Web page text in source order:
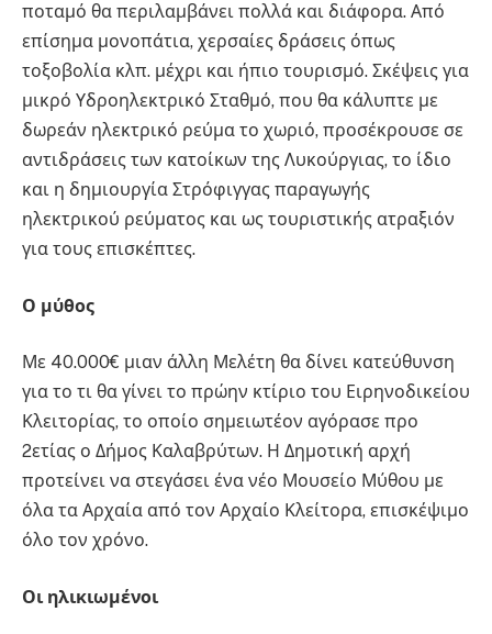
ποταμό θα περιλαμβάνει πολλά και διάφορα. Από
επίσημα μονοπάτια, χερσαίες δράσεις όπως
τοξοβολία κλπ. μέχρι και ήπιο τουρισμό. Σκέψεις για
μικρό Υδροηλεκτρικό Σταθμό, που θα κάλυπτε με
δωρεάν ηλεκτρικό ρεύμα το χωριό, προσέκρουσε σε
αντιδράσεις των κατοίκων της Λυκούργιας, το ίδιο
και η δημιουργία Στρόφιγγας παραγωγής
ηλεκτρικού ρεύματος και ως τουριστικής ατραξιόν
για τους επισκέπτες.
Ο μύθος
Με 40.000€ μιαν άλλη Μελέτη θα δίνει κατεύθυνση
για το τι θα γίνει το πρώην κτίριο του Ειρηνοδικείου
Κλειτορίας, το οποίο σημειωτέον αγόρασε προ
2ετίας ο Δήμος Καλαβρύτων. Η Δημοτική αρχή
προτείνει να στεγάσει ένα νέο Μουσείο Μύθου με
όλα τα Αρχαία από τον Αρχαίο Κλείτορα, επισκέψιμο
όλο τον χρόνο.
Οι ηλικιωμένοι